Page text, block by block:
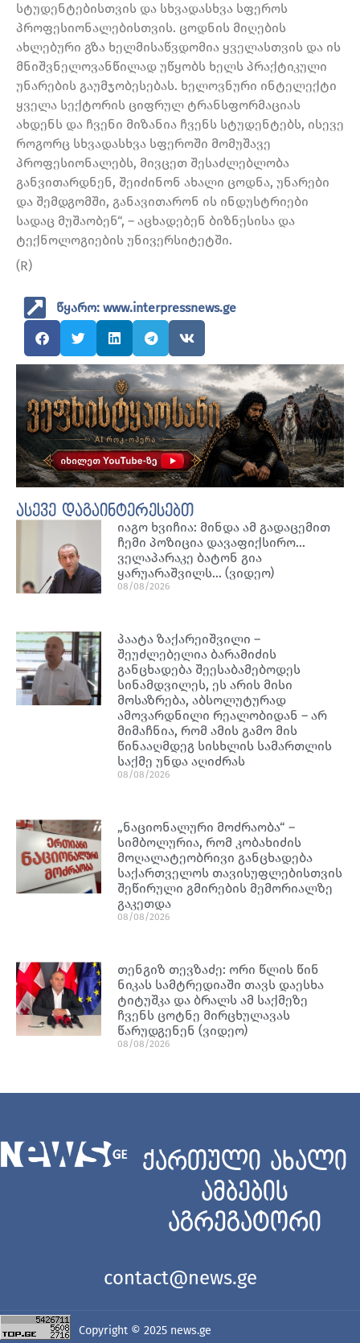
სტუდენტებისთვის და სხვადასხვა სფეროს
პროფესიონალებისთვის. ცოდნის მიღების
ახლებური გზა ხელმისაწვდომია ყველასთვის და ის
მნიშვნელოვანწილად უწყობს ხელს პრაქტიკული
უნარების გაუმჯობესებას. ხელოვნური ინტელექტი
ყველა სექტორის ციფრულ ტრანსფორმაციას
ახდენს და ჩვენი მიზანია ჩვენს სტუდენტებს, ისევე
როგორც სხვადასხვა სფეროში მომუშავე
პროფესიონალებს, მივცეთ შესაძლებლობა
განვითარდნენ, შეიძინონ ახალი ცოდნა, უნარები
და შემდგომში, განავითარონ ის ინდუსტრიები
სადაც მუშაობენ“, – აცხადებენ ბიზნესისა და
ტექნოლოგიების უნივერსიტეტში.
(R)
წყარო: www.interpressnews.ge
ასევე დაგაინტერესებთ
იაგო ხვიჩია: მინდა ამ გადაცემით
ჩემი პოზიცია დავაფიქსირო…
ველაპარაკე ბატონ გია
ყარუარაშვილს… (ვიდეო)
08/08/2026
პაატა ზაქარეიშვილი –
შეუძლებელია ბარამიძის
განცხადება შეესაბამებოდეს
სინამდვილეს, ეს არის მისი
მოსაზრება, აბსოლუტურად
ამოვარდნილი რეალობიდან – არ
მიმაჩნია, რომ ამის გამო მის
წინააღმდეგ სისხლის სამართლის
საქმე უნდა აღიძრას
08/08/2026
„ნაციონალური მოძრაობა“ –
სიმბოლურია, რომ კობახიძის
მოღალატეობრივი განცხადება
საქართველოს თავისუფლებისთვის
შეწირული გმირების მემორიალზე
გაკეთდა
08/08/2026
თენგიზ თევზაძე: ორი წლის წინ
ნიკას სამტრედიაში თავს დაესხა
ტიტუშკა და ბრალს ამ საქმეზე
ჩვენს ცოტნე მირცხულავას
წარუდგენენ (ვიდეო)
08/08/2026
ქართული ახალი
ამბების
აგრეგატორი
contact@news.ge
Copyright © 2025 news.ge